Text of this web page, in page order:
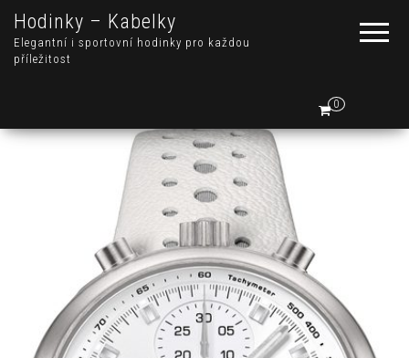
Hodinky – Kabelky
Elegantní i sportovní hodinky pro každou
příležitost
0